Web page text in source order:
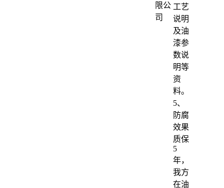
限公
司
工艺
说明
及油
漆参
数说
明等
资
料。
5、
防腐
效果
质保
5
年，
我方
在油